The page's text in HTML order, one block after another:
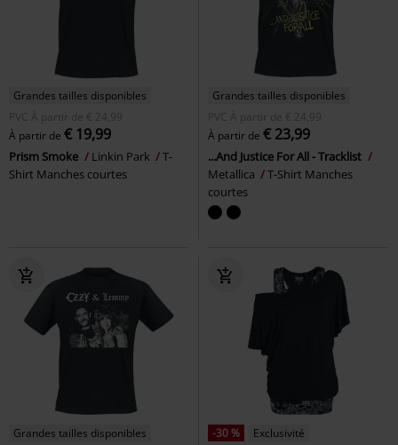
Grandes tailles disponibles
PVC
À partir de € 24,99
À partir de € 19,99
Prism Smoke Linkin Park
T-
Shirt Manches courtes
Grandes tailles disponibles
PVC
À partir de € 24,99
À partir de € 23,99
...And Justice For All - Tracklist
Metallica
T-Shirt Manches
courtes
Grandes tailles disponibles -30 %
Exclusivité